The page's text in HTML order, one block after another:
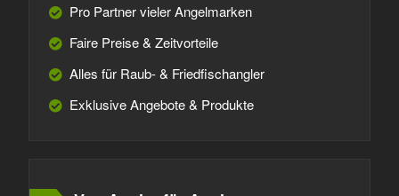
Pro Partner vieler Angelmarken
Faire Preise & Zeitvorteile
Alles für Raub- & Friedfischangler
Exklusive Angebote & Produkte